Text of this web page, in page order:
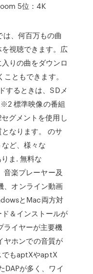
5位：4K
、何百万もの曲
視聴できます。広
りの曲をダウンロ
ともできます。
するときは、SDメ
標準映像の番組
グメントを使用し
なります。 のサ
ど、様々な
ま. 無料な
音楽プレーヤー及
、オンライン動画
とMac両方対
＆インストールが
ライヤーが主要機
ヤホンでの音質が
でもaptXやaptX
DAPが多く、ワイ